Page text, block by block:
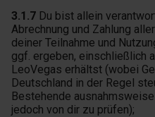
3.1.7 Du bist allein
Abrechnung und Zahlung
deiner Teilnahme und
ggf. ergeben, einschließlich
LeoVegas erhältst (wobei
Deutschland in der Regel
Bestehende
jedoch von dir zu prüfen);